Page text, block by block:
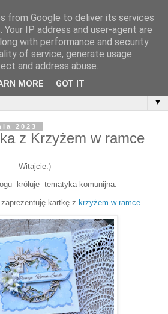
▼
2023
z Krzyżem w ramce
Witajcie:)
króluje tematyka komunijna.
kartkę z krzyżem w ramce
from Google to deliver its services
IP address and user-agent are
with performance and security
of service, generate usage
and address abuse.
MORE GOT IT